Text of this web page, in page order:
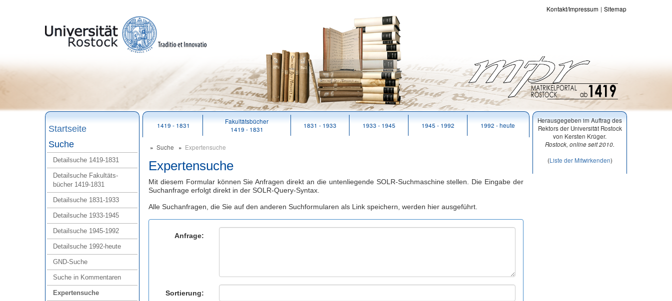
Kontakt/Impressum Sitemap
Startseite
Suche
Detailsuche 1419‑1831
Detailsuche Fakultäts-
bücher 1419‑1831
Detailsuche 1831‑1933
Detailsuche 1933‑1945
Detailsuche 1945‑1992
Detailsuche 1992‑heute
GND‑Suche
Suche in Kommentaren
Expertensuche
1419 - 1831
Fakultätsbücher
1419 - 1831
1831 - 1933 1933 - 1945 1945 - 1992 1992 - heute
Suche Expertensuche
Expertensuche
Mit diesem Formular können Sie Anfragen direkt an die untenliegende SOLR-Suchmaschine stellen. Die Eingabe der
Suchanfrage erfolgt direkt in der SOLR-Query-Syntax.
Alle Suchanfragen, die Sie auf den anderen Suchformularen als Link speichern, werden hier ausgeführt.
Anfrage:
Sortierung:
Herausgegeben im Auftrag des
Rektors der Universität Rostock
von Kersten Krüger.
Rostock, online seit 2010.
(Liste der Mitwirkenden)